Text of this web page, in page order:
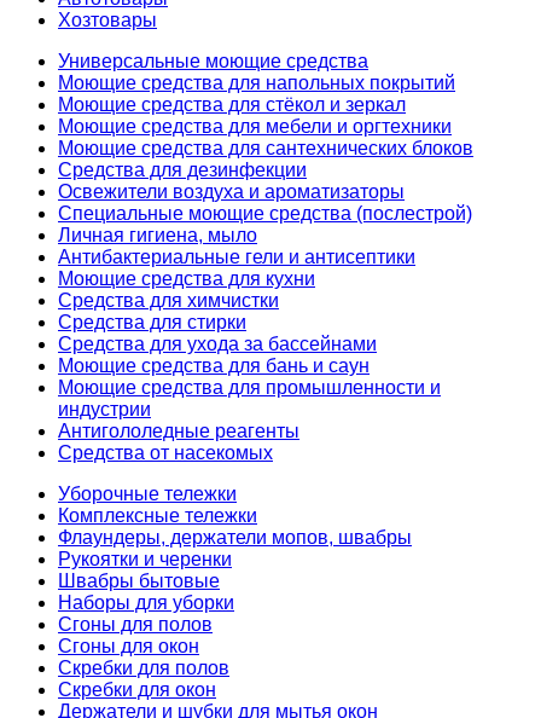
Хозтовары
Универсальные моющие средства
Моющие средства для напольных покрытий
Моющие средства для стёкол и зеркал
Моющие средства для мебели и оргтехники
Моющие средства для сантехнических блоков
Средства для дезинфекции
Освежители воздуха и ароматизаторы
Специальные моющие средства (послестрой)
Личная гигиена, мыло
Антибактериальные гели и антисептики
Моющие средства для кухни
Средства для химчистки
Средства для стирки
Средства для ухода за бассейнами
Моющие средства для бань и саун
Моющие средства для промышленности и
индустрии
Антигололедные реагенты
Средства от насекомых
Уборочные тележки
Комплексные тележки
Флаундеры, держатели мопов, швабры
Рукоятки и черенки
Швабры бытовые
Наборы для уборки
Сгоны для полов
Сгоны для окон
Скребки для полов
Скребки для окон
Держатели и шубки для мытья окон